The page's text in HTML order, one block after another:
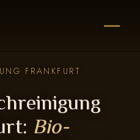
FRANKFURT
Bio-